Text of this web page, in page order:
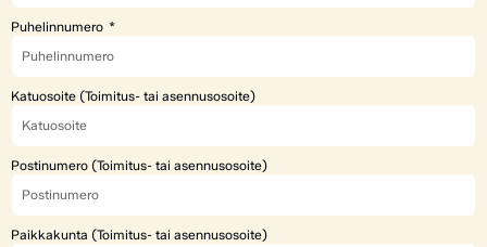
Puhelinnumero
Katuosoite (Toimitus- tai asennusosoite)
Postinumero (Toimitus- tai asennusosoite)
Paikkakunta (Toimitus- tai asennusosoite)